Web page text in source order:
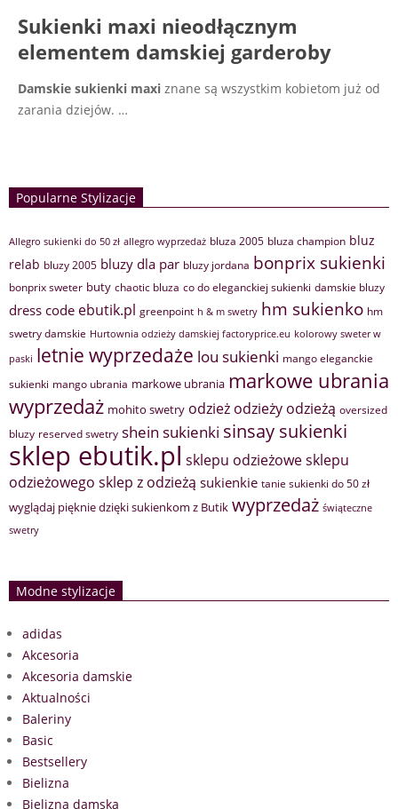
Sukienki maxi nieodłącznym
elementem damskiej garderoby
Damskie sukienki maxi znane są wszystkim kobietom już od
zarania dziejów. …
Popularne Stylizacje
Allegro sukienki do 50 zł allegro wyprzedaż bluza 2005 bluza champion bluz
relab bluzy 2005 bluzy dla par bluzy jordana bonprix sukienki
bonprix sweter buty chaotic bluza co do eleganckiej sukienki damskie bluzy
dress code ebutik.pl greenpoint h & m swetry hm sukienko hm
swetry damskie Hurtownia odzieży damskiej factoryprice.eu kolorowy sweter w
paski letnie wyprzedaże lou sukienki mango eleganckie
sukienki mango ubrania markowe ubrania markowe ubrania
wyprzedaż mohito swetry odzież odzieży odzieżą oversized
bluzy reserved swetry shein sukienki sinsay sukienki
sklep ebutik.pl sklepu odzieżowesklepu
odzieżowego sklep z odzieżą sukienkie tanie sukienki do 50 zł
wyglądaj pięknie dzięki sukienkom z Butik wyprzedaż świąteczne
swetry
Modne stylizacje
adidas
Akcesoria
Akcesoria damskie
Aktualności
Baleriny
Basic
Bestsellery
Bielizna
Bielizna damska